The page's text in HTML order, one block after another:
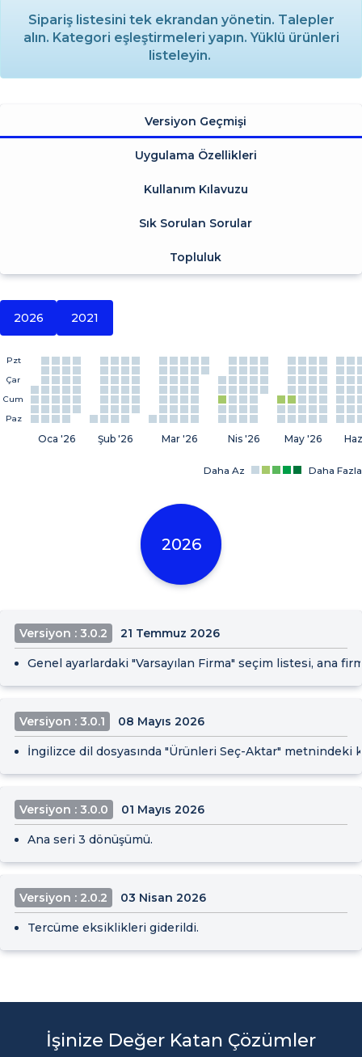
Sipariş listesini tek ekrandan yönetin. Talepler
alın. Kategori eşleştirmeleri yapın. Yüklü ürünleri
listeleyin.
Versiyon Geçmişi
Uygulama Özellikleri
Kullanım Kılavuzu
Sık Sorulan Sorular
Topluluk
2026 2021
Pzt
Çar
Cum
Paz
Oca '26 Şub '26 Mar '26 Nis '26 May '26
Daha Az Daha Fazla
2026
Versiyon : 3.0.2 21 Temmuz 2026
Genel ayarlardaki "Varsayılan Firma" seçim listesi, ana
Versiyon : 3.0.1 08 Mayıs 2026
İngilizce dil dosyasında "Ürünleri Seç-Aktar" metnindeki
Versiyon : 3.0.0 01 Mayıs 2026
Ana seri 3 dönüşümü.
Versiyon : 2.0.2 03 Nisan 2026
Tercüme eksiklikleri giderildi.
İşinize Değer Katan Çözümler